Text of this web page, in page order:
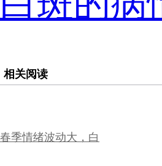
相关阅读
春季情绪波动大，白